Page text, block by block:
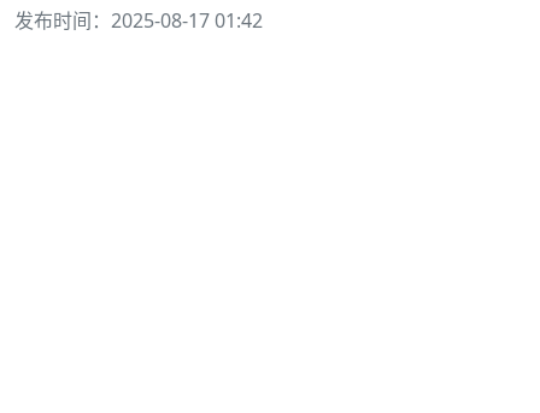
发布时间：2025-08-17 01:42